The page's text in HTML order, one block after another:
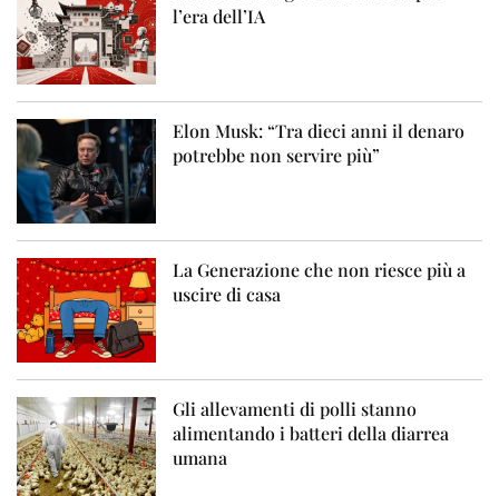
l’era dell’IA
Elon Musk: “Tra dieci anni il denaro
potrebbe non servire più”
La Generazione che non riesce più a
uscire di casa
Gli allevamenti di polli stanno
alimentando i batteri della diarrea
umana